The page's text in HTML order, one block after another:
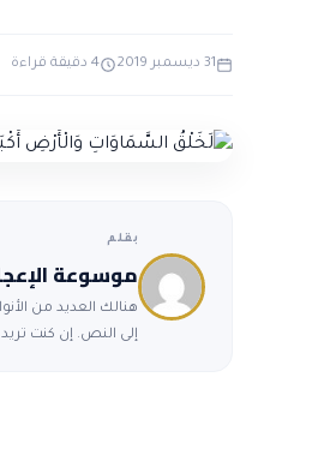
31 ديسمبر 2019 4 دقيقة قراءة
بقلم
موسوعة
هنالك العديد من
إلى النص. إن كنت